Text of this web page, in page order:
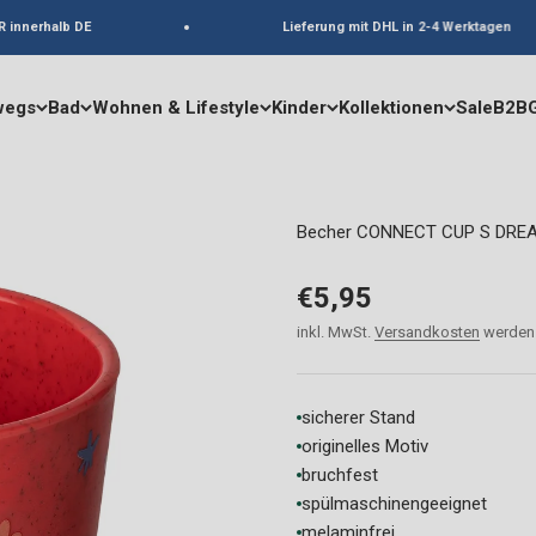
DE Lieferung mit DHL in 2-4 Werktagen
Bad Wohnen & Lifestyle Kinder Kollektionen SaleB2B
Becher CONNECT CUP S
Angebot
€5,95
inkl. MwSt. Versandkosten
sicherer Stand
originelles Motiv
bruchfest
spülmaschinengeeignet